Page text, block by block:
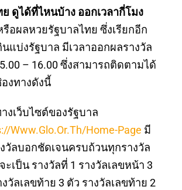
ดูได้ที่ไหนบ้าง ออกเวลากี่โมง
อผลหวยรัฐบาลไทย ซึ่งเรียกอีก
แบ่งรัฐบาล มีเวลาออกผลรางวัล
– 16.00 ซึ่งสามารถติดตามได้
งทางดังนี้
งเว็บไซต์ของรัฐบาล
www.glo.or.th/home-Page มี
วัลบอกชัดเจนครบถ้วนทุกรางวัล
ะเป็น รางวัลที่ 1 รางวัลเลขหน้า 3
วัลเลขท้าย 3 ตัว รางวัลเลขท้าย 2